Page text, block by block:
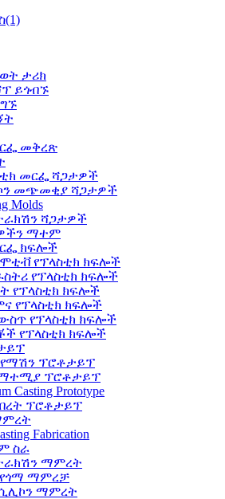
ታሪክ
ይጎብኙ
መቅረጽ
መርፌ ሻጋታዎች
መጭመቂያ ሻጋታዎች
Molds
ሻጋታዎች
ማተም
ክፍሎች
የፕላስቲክ ክፍሎች
የፕላስቲክ ክፍሎች
የፕላስቲክ ክፍሎች
የፕላስቲክ ክፍሎች
የፕላስቲክ ክፍሎች
የፕላስቲክ ክፍሎች
የማሽን ፕሮቶታይፕ
ማተሚያ ፕሮቶታይፕ
Casting Prototype
ፕሮቶታይፕ
Fabrication
ስራ
ማምረት
የጎማ ማምረቻ
ማምረት